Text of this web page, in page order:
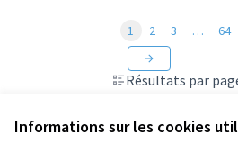
Informations sur les cookies
Résultats par
1 2 3 … 64